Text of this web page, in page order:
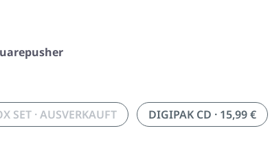
SET · AUSVERKAUFT DIGIPAK CD · 15,99 €